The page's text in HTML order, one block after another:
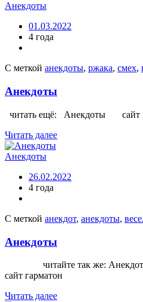
Анекдоты
01.03.2022
4 года
С меткой анекдоты, ржака, смех,
Анекдоты
читать ещё: Анекдоты сайт
Читать далее
Анекдоты
26.02.2022
4 года
С меткой анекдот, анекдоты,
Анекдоты
читайте так же:
сайт гарматон
Читать далее